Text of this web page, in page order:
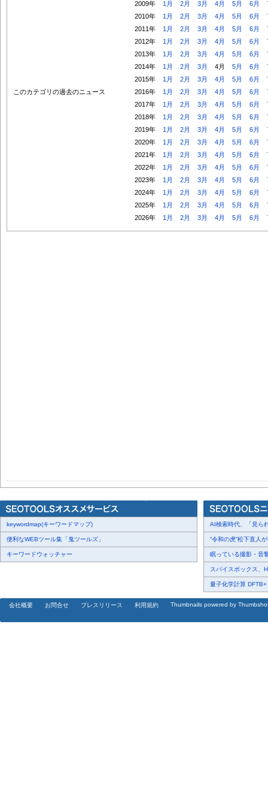
このカテゴリの過去のニュース
2009年 1月 2月 3月 4月 5月 6月
2010年
1月 2月 3月 4月 5月 6月
2011年
1月 2月 3月 4月 5月 6月
2012年
1月 2月 3月 4月 5月 6月
2013年
1月 2月 3月 4月 5月 6月
2014年
1月 2月 3月 4月 5月 6月
2015年
1月 2月 3月 4月 5月 6月
2016年
1月 2月 3月 4月 5月 6月
2017年
1月 2月 3月 4月 5月 6月
2018年
1月 2月 3月 4月 5月 6月
2019年
1月 2月 3月 4月 5月 6月
2020年
1月 2月 3月 4月 5月 6月
2021年
1月 2月 3月 4月 5月 6月
2022年
1月 2月 3月 4月 5月 6月
2023年
1月 2月 3月 4月 5月 6月
2024年
1月 2月 3月 4月 5月 6月
2025年
1月 2月 3月 4月 5月 6月
2026年
1月 2月 3月 4月 5月 6月
keywordmap(キーワードマップ)
便利なWEBツール集「鬼ツールズ」
キーワードウォッチャー
AI検索時代、「見ら
“令和の虎”松下直人
眠っている撮影・音
スパイスボックス、
量子化学計算
会社概要 お問合せ プレスリリース 利用規約 Thumbnails powered by